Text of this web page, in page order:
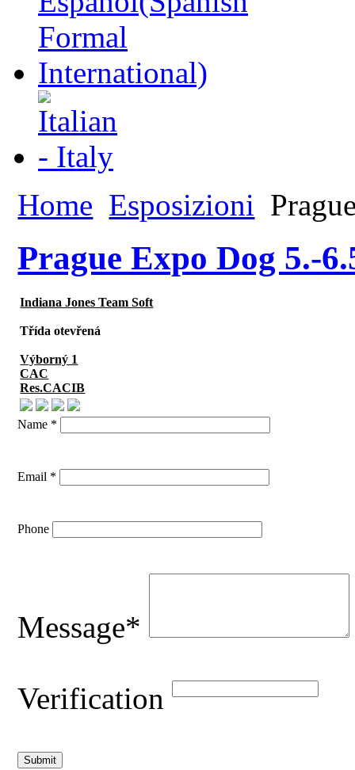
Home Esposizioni
Prague Expo Dog 5.-
Indiana Jones Team Soft
Třída otevřená
Výborný 1
CAC
Res.CACIB
Name *
Email *
Phone
Message*
Verification